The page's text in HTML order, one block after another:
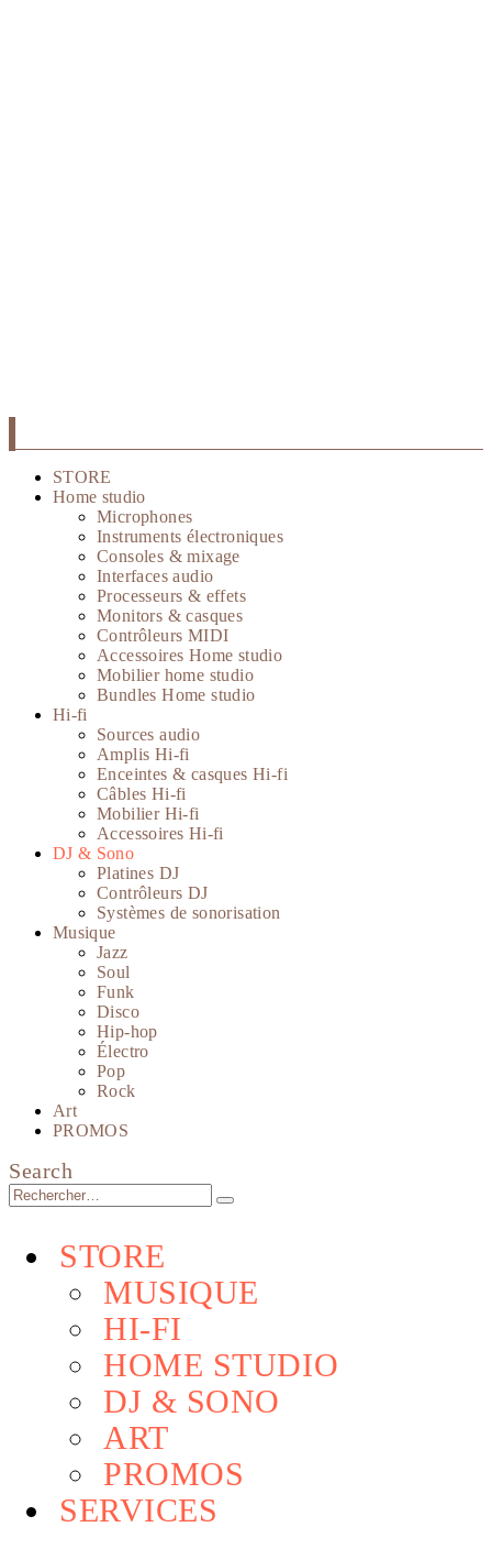
STORE
Home studio
Microphones
Instruments électroniques
Consoles & mixage
Interfaces audio
Processeurs & effets
Monitors & casques
Contrôleurs MIDI
Accessoires Home studio
Mobilier home studio
Bundles Home studio
Hi-fi
Sources audio
Amplis Hi-fi
Enceintes & casques Hi-fi
Câbles Hi-fi
Mobilier Hi-fi
Accessoires Hi-fi
DJ & Sono
Platines DJ
Contrôleurs DJ
Systèmes de sonorisation
Musique
Jazz
Soul
Funk
Disco
Hip-hop
Électro
Pop
Rock
Art
PROMOS
Search
STORE
MUSIQUE
HI-FI
HOME STUDIO
DJ & SONO
ART
PROMOS
SERVICES